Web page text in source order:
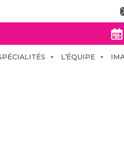
L’ÉQUIPE